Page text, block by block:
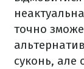
точно
суконь, але